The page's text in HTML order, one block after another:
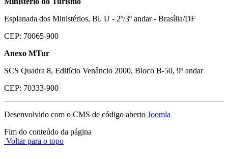
Esplanada dos Ministérios, Bl. U - 2º/3º andar - Brasília/DF
CEP: 70065-900
Anexo MTur
SCS Quadra 8, Edifício Venâncio 2000, Bloco B-50, 9º andar
CEP: 70333-900
Desenvolvido com o CMS de código aberto Joomla
Fim do conteúdo da página
Voltar para o topo